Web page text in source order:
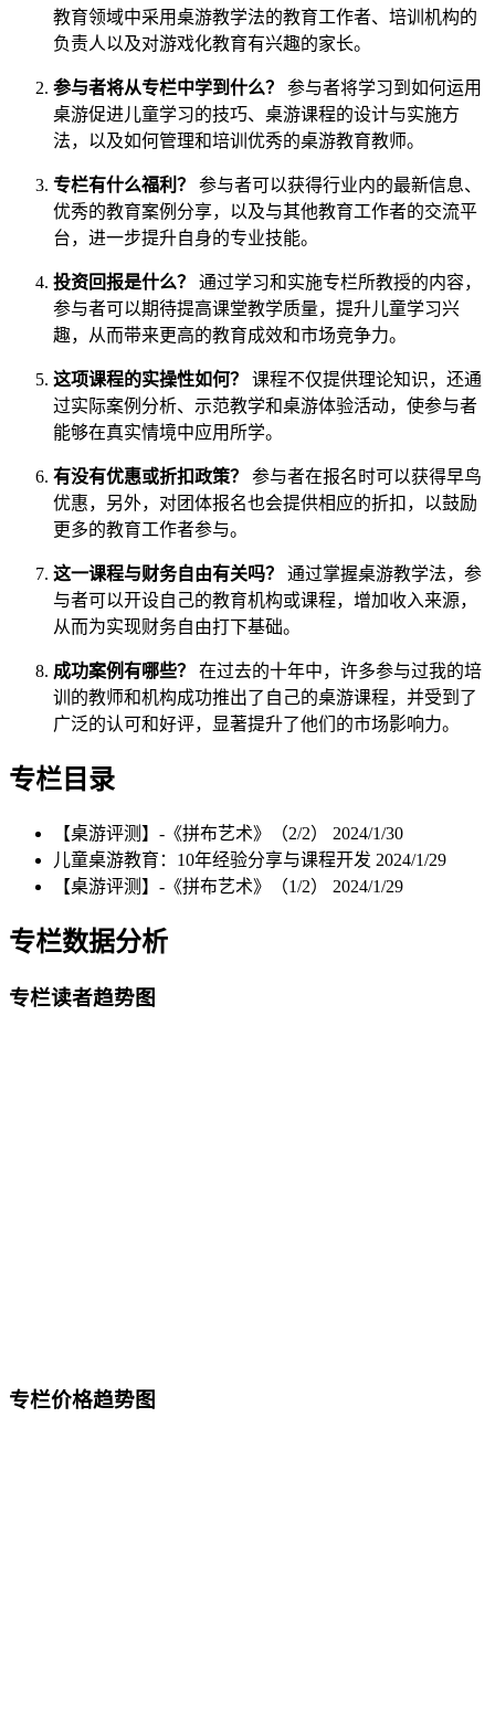
教育领域中采用桌游教学法的教育工作者、培训机构的
负责人以及对游戏化教育有兴趣的家长。
参与者将从专栏中学到什么？
参与者将学习到如何运用
桌游促进儿童学习的技巧、桌游课程的设计与实施方
法，以及如何管理和培训优秀的桌游教育教师。
专栏有什么福利？
参与者可以获得行业内的最新信息、
优秀的教育案例分享，以及与其他教育工作者的交流平
台，进一步提升自身的专业技能。
投资回报是什么？
通过学习和实施专栏所教授的内容，
参与者可以期待提高课堂教学质量，提升儿童学习兴
趣，从而带来更高的教育成效和市场竞争力。
这项课程的实操性如何？
课程不仅提供理论知识，还通
过实际案例分析、示范教学和桌游体验活动，使参与者
能够在真实情境中应用所学。
有没有优惠或折扣政策？
参与者在报名时可以获得早鸟
优惠，另外，对团体报名也会提供相应的折扣，以鼓励
更多的教育工作者参与。
这一课程与财务自由有关吗？
通过掌握桌游教学法，参
与者可以开设自己的教育机构或课程，增加收入来源，
从而为实现财务自由打下基础。
成功案例有哪些？
在过去的十年中，许多参与过我的培
训的教师和机构成功推出了自己的桌游课程，并受到了
广泛的认可和好评，显著提升了他们的市场影响力。
专栏目录
【桌游评测】-《拼布艺术》（2/2） 2024/1/30
儿童桌游教育：10年经验分享与课程开发 2024/1/29
【桌游评测】-《拼布艺术》（1/2） 2024/1/29
专栏数据分析
专栏读者趋势图
专栏价格趋势图